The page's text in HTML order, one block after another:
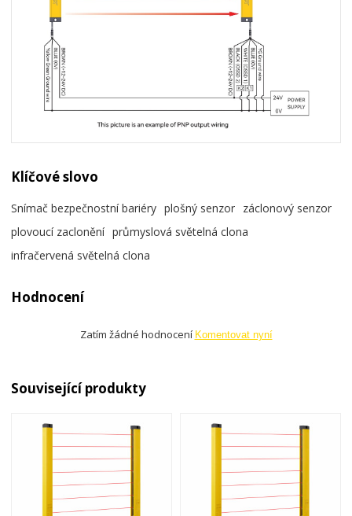
Klíčové slovo
Snímač bezpečnostní bariéry plošný senzor záclonový senzor
plovoucí zaclonění průmyslová světelná clona
infračervená světelná clona
Hodnocení
Zatím žádné hodnocení Komentovat nyní
Související produkty